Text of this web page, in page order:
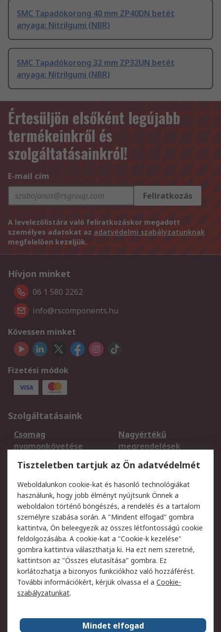
SMC Tapadókorong 40 mm ZP40DN betét
anyaga: Nitrilgumi (NBR)
SMC Tapadókorong 32 mm ZP32UN betét
anyaga: Nitrilgumi (NBR)
Értesüljön elsőként legújabb
termékeinkről és
szolgáltatásainkról!
E-mail cím
Feliratkozás
A levelezőlistára való feliratkozáskor megadott
személyes adatokat az adatvédelmi szabályzatunknak
megfelelően kezeljük.
Hívjon minket
06 1 580 2262
info@rscomponents.hu
Kövessen minket
Fizetési módok
Szolgáltatásaink
Csomag
nyomonkövetése
Nagyértékű
megrendelések
Regisztráció
Szállítás
Termékvisszaküldés
Szolgáltatások
Jogi
Adatvédelmi
szabályzat
Az RS értékesítési
feltételei
Cookie szabályzat
Email biztonság
Webhelyre vonatkozó
feltételek
Weboldal felhasználói
szabályzata
Képviseletek
Tiszteletben tartjuk az Ön adatvédelmét
Weboldalunkon cookie-kat és hasonló technológiákat
használunk, hogy jobb élményt nyújtsunk Önnek a
weboldalon történő böngészés, a rendelés és a tartalom
személyre szabása során. A "Mindent elfogad" gombra
kattintva, Ön beleegyezik az összes létfontosságú cookie
feldolgozásába. A cookie-kat a "Cookie-k kezelése"
gombra kattintva választhatja ki. Ha ezt nem szeretné,
kattintson az "Összes elutasítása" gombra. Ez
korlátozhatja a bizonyos funkciókhoz való hozzáférést.
További információkért, kérjük olvassa el a Cookie-
szabályzatunkat.
Mindet elfogad